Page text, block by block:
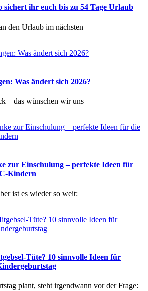
sichert ihr euch bis zu 54 Tage Urlaub
den Urlaub im nächsten
Was ändert sich 2026?
– das wünschen wir uns
zur Einschulung – perfekte Ideen für
Kindern
ist es wieder so weit:
Tüte? 10 sinnvolle Ideen für
plant, steht irgendwann vor der Frage: